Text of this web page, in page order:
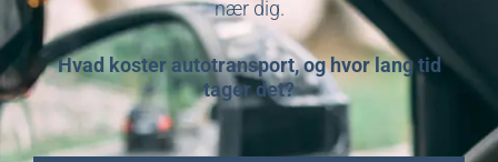
nær dig.
Hvad koster autotransport, og hvor lang tid
tager det?